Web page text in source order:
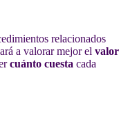
relacionados
a valorar mejor el valor
cuánto cuesta cada